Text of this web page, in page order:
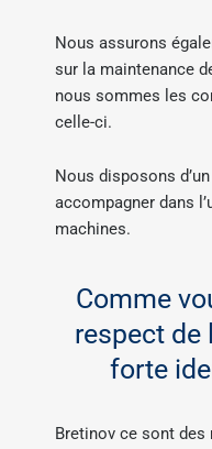
Nous assurons
sur la maintenance
nous sommes les
celle-ci.
Nous disposons
accompagner dans
machines.
Comme
respect de
forte
Bretinov ce sont